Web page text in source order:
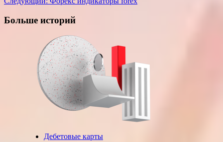
Больше историй
Дебетовые карты